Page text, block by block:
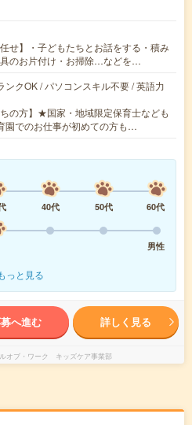
せ】・子どもたちとお話をする・積み
のお片付け・お掃除…などを…
ンクOK / パソコンスキル不要 / 英語力
ちの方】★国家・地域限定保育士なども
園でのお仕事が初めての方も…
40代 50代
60代
男性
っと見る
へ進む 詳しく見る
オブ・ワーク キッズケア事業部